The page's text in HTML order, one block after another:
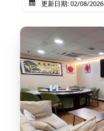
更新日期: 02/08/2026